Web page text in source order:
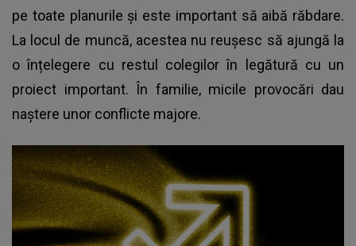
pe toate planurile și este important să aibă răbdare.
La locul de muncă, acestea nu reușesc să ajungă la
o înțelegere cu restul colegilor în legătură cu un
proiect important. În familie, micile provocări dau
naștere unor conflicte majore.